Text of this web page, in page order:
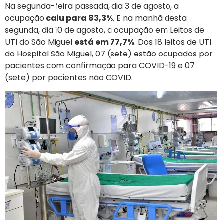
Na segunda-feira passada, dia 3 de agosto, a
ocupaçãocaiu para 83,3%. E na manhã desta
segunda, dia 10 de agosto, a ocupação em Leitos de
UTI do São Miguel está em 77,7%. Dos 18 leitos de UTI
do Hospital São Miguel, 07 (sete) estão ocupados por
pacientes com confirmação para COVID-19 e 07
(sete) por pacientes não COVID.